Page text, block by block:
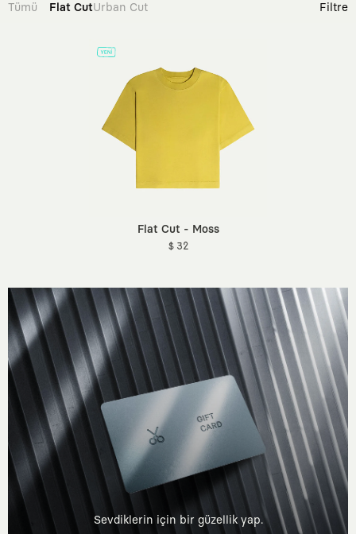
Tümü Flat CutUrban Cut Filtre
Flat Cut - Moss
$ 32
Sevdiklerin için bir güzellik yap.